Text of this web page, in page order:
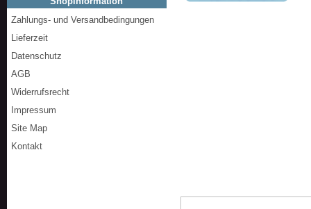
Zahlungs- und Versandbedingungen
Lieferzeit
Datenschutz
AGB
Widerrufsrecht
Impressum
Site Map
Kontakt